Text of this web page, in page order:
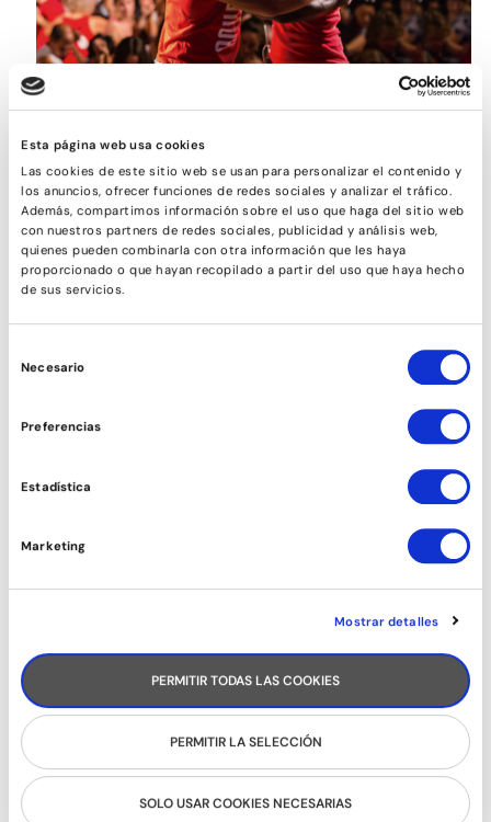
Esta página web usa cookies
Las cookies de este sitio web se usan para personalizar el contenido y
los anuncios, ofrecer funciones de redes sociales y analizar el tráfico.
Además, compartimos información sobre el uso que haga del sitio web
con nuestros partners de redes sociales, publicidad y análisis web,
quienes pueden combinarla con otra información que les haya
proporcionado o que hayan recopilado a partir del uso que haya hecho
de sus servicios.
de
Necesario
Preferencias
Estadística
Marketing
Mostrar detalles
PERMITIR TODAS LAS COOKIES
PERMITIR LA SELECCIÓN
SOLO USAR COOKIES NECESARIAS
ROCK&ROLL